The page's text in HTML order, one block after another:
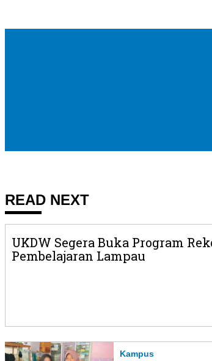
READ NEXT
UKDW Segera Buka Program
Pembelajaran Lampau
Kampus